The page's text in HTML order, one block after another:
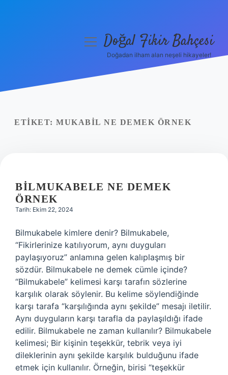
Yasal Uyarı
menüyüDoğal Fikir Bahçesi
Doğadan ilham alan neşeli hikayeler!
ETIKET: MUKABIL NE DEMEK ÖRNEK
BILMUKABELE NE DEMEK
ÖRNEK
Tarih: Ekim 22, 2024
Bilmukabele kimlere denir? Bilmukabele,
“Fikirlerinize katılıyorum, aynı duyguları
paylaşıyoruz” anlamına gelen kalıplaşmış bir
sözdür. Bilmukabele ne demek cümle içinde?
“Bilmukabele” kelimesi karşı tarafın sözlerine
karşılık olarak söylenir. Bu kelime söylendiğinde
karşı tarafa “karşılığında aynı şekilde” mesajı iletilir.
Aynı duyguların karşı tarafla da paylaşıldığı ifade
edilir. Bilmukabele ne zaman kullanılır? Bilmukabele
kelimesi; Bir kişinin teşekkür, tebrik veya iyi
dileklerinin aynı şekilde karşılık bulduğunu ifade
etmek için kullanılır. Örneğin, birisi “teşekkür